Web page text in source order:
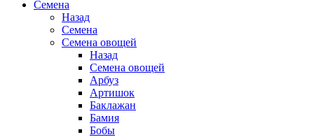
Семена
Назад
Семена
Семена овощей
Назад
Семена овощей
Арбуз
Артишок
Баклажан
Бамия
Бобы